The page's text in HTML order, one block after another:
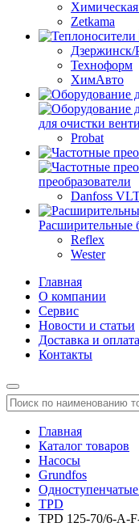
Zetkama
Техноформ
ХимАвто
для очистки
Probat
преобразователи
Danfoss
Расширительные
Reflex
Wester
Главная
О компании
Сервис
Новости и статьи
Доставка и оплата
Контакты
Главная
Каталог товаров
Насосы
Grundfos
TPD
TPD 125-70/6-A-